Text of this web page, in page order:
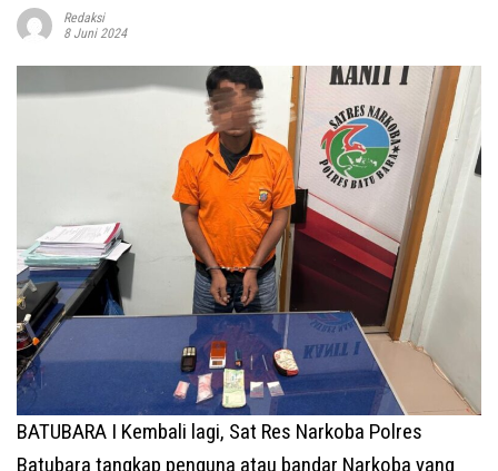
Redaksi
8 Juni 2024
BATUBARA I Kembali lagi, Sat Res Narkoba Polres
Batubara tangkap penguna atau bandar Narkoba yang